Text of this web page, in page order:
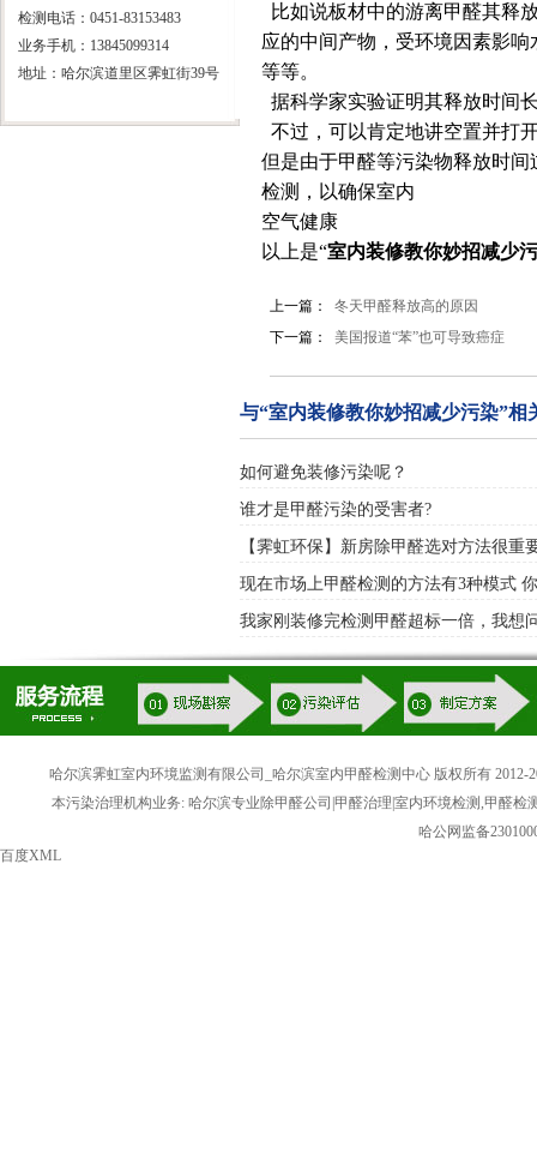
检测电话：0451-83153483
业务手机：13845099314
地址：哈尔滨道里区霁虹街39号
比如说板材中的游离甲醛其释
应的中间产物，受环境因素影
等等。
据科学家实验证明其释放时间
不过，可以肯定地讲空置并打
但是由于甲醛等污染物释放时
检测，以确保室内
空气健康
以上是“室内装修教你妙招减少
上一篇：
冬天甲醛释放高的原因
下一篇：
美国报道“苯”也可导致癌症
与“室内装修教你妙招减少污染”相
如何避免装修污染呢？
谁才是甲醛污染的受害者?
【霁虹环保】新房除甲醛选对方法很重
现在市场上甲醛检测的方法有3种模式
我家刚装修完检测甲醛超标一倍，我想
哈尔滨霁虹室内环境监测有限公司_哈尔滨室内甲醛检测中心 版权所有 2012-
本污染治理机构业务: 哈尔滨专业除甲醛公司|甲醛治理|室内环境检测,甲醛
哈公网监备
百度XML